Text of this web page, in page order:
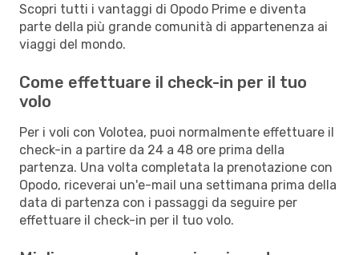
Scopri tutti i vantaggi di Opodo Prime e diventa
parte della più grande comunità di appartenenza ai
viaggi del mondo.
Come effettuare il check-in per il tuo
volo
Per i voli con Volotea, puoi normalmente effettuare il
check-in a partire da 24 a 48 ore prima della
partenza. Una volta completata la prenotazione con
Opodo, riceverai un'e-mail una settimana prima della
data di partenza con i passaggi da seguire per
effettuare il check-in per il tuo volo.